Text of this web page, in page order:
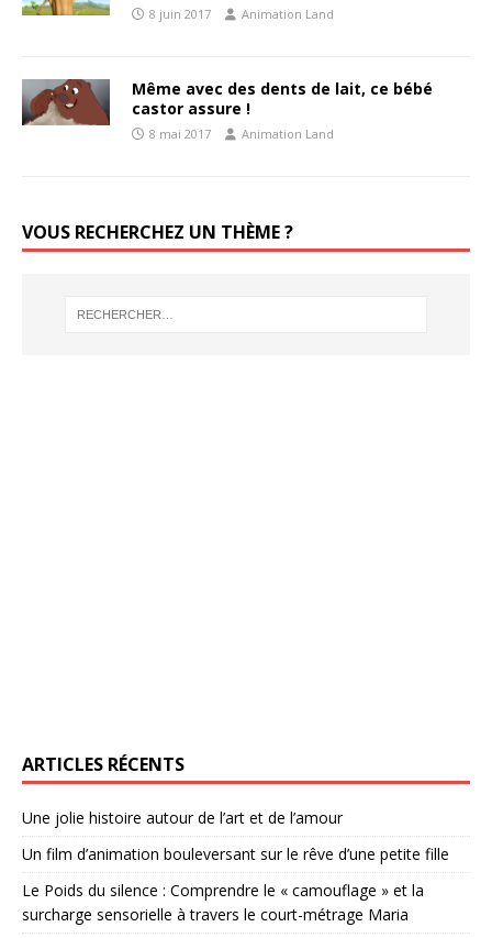
8 juin 2017 Animation Land
Même avec des dents de lait, ce bébé
castor assure !
8 mai 2017 Animation Land
VOUS RECHERCHEZ UN THÈME ?
ARTICLES RÉCENTS
Une jolie histoire autour de l’art et de l’amour
Un film d’animation bouleversant sur le rêve d’une petite fille
Le Poids du silence : Comprendre le « camouflage » et la
surcharge sensorielle à travers le court-métrage Maria